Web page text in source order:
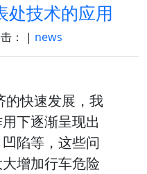
处技术的应用
： | news
的快速发展，我
下逐渐呈现出
陷等，这些问
增加行车危险